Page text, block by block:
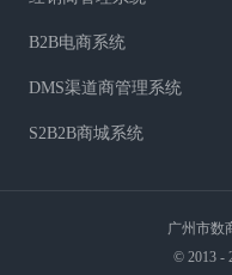
B2B电商系统
DMS渠道商管理系统
S2B2B商城系统
广州市数
© 2013 -